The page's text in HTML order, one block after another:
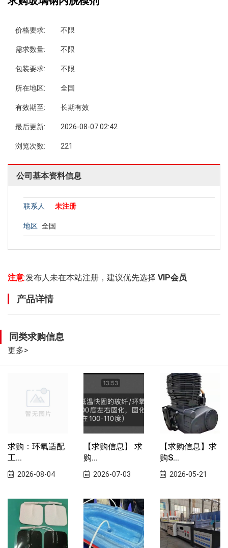
价格要求: 不限
需求数量: 不限
包装要求: 不限
所在地区: 全国
有效期至: 长期有效
最后更新: 2026-08-07 02:42
浏览次数: 221
公司基本资料信息
联系人 未注册
地区 全国
注意:发布人未在本站注册，建议优先选择 VIP会员
产品详情
同类求购信息
更多>
求购：环氧适配
工...
2026-08-04
【求购信息】 求
购...
2026-07-03
【求购信息】求
购S...
2026-05-21